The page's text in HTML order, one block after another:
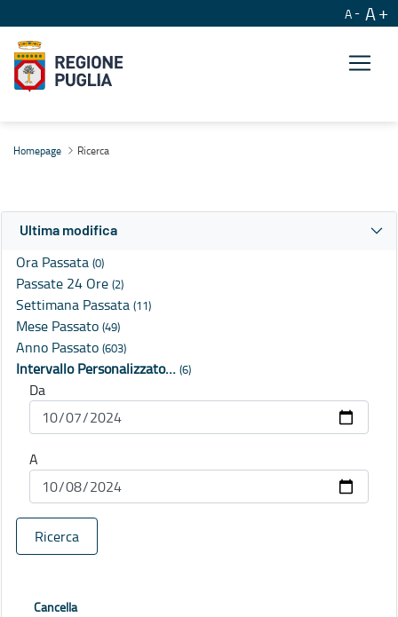
A A
Homepage Ricerca
Ultima modifica
Ora Passata (0)
Passate 24 Ore (2)
Settimana Passata (11)
Mese Passato (49)
Anno Passato (603)
Intervallo Personalizzato… (6)
Da
A
Ricerca
Cancella